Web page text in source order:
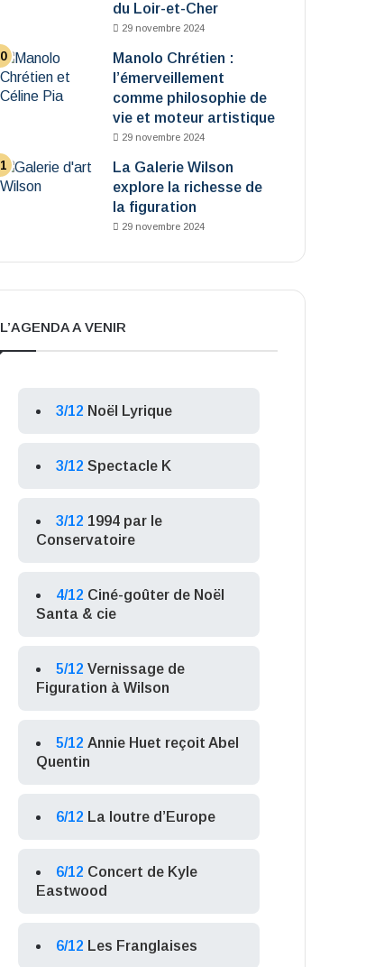
du Loir-et-Cher
29 novembre 2024
Manolo Chrétien :
l’émerveillement
comme philosophie de
vie et moteur artistique
29 novembre 2024
La Galerie Wilson
explore la richesse de
la figuration
29 novembre 2024
L’AGENDA A VENIR
3/12 Noël Lyrique
3/12 Spectacle K
3/12 1994 par le
Conservatoire
4/12 Ciné-goûter de Noël
Santa & cie
5/12 Vernissage de
Figuration à Wilson
5/12 Annie Huet reçoit Abel
Quentin
6/12 La loutre d’Europe
6/12 Concert de Kyle
Eastwood
6/12 Les Franglaises